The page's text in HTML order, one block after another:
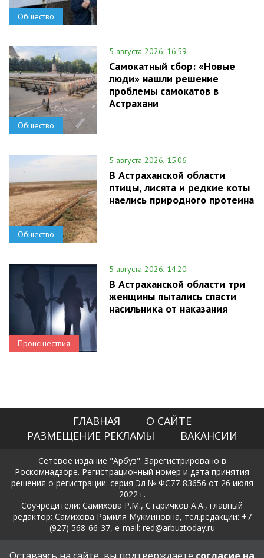
Общество
Общество
5 августа 2026, 16:59
Самокатный сбор: «Новые
люди» нашли решение
проблемы самокатов в
Астрахани
Общество
5 августа 2026, 15:06
В Астраханской области
птицы, лисята и редкие коты
наелись природного протеина
Происшествия
5 августа 2026, 14:20
В Астраханской области три
женщины пытались спасти
насильника от наказания
ГЛАВНАЯ
О САЙТЕ
РАЗМЕЩЕНИЕ РЕКЛАМЫ
ВАКАНСИИ
Сетевое издание "Арбуз". Зарегистрировано в
Роскомнадзоре. Регистрационный номер и дата принятия
решения о регистрации: серия Эл № ФС77-83656 от 26 июля
2022 г.
Соучредители: Самихова Р.М., Старичков А.А., главный
редактор: Самихова Рамиля Мукминовна, тел.редакции: +7
(927) 568-66-37, e-mail: red@arbuztoday.ru
Политика в отношении обработки и защиты персональных